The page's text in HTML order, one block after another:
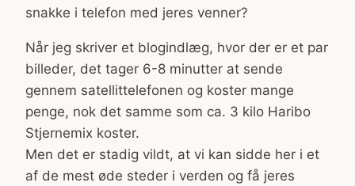
snakke i telefon med jeres venner?
Når jeg skriver et blogindlæg, hvor der er et par
billeder, det tager 6-8 minutter at sende
gennem satellittelefonen og koster mange
penge, nok det samme som ca. 3 kilo Haribo
Stjernemix koster.
Men det er stadig vildt, at vi kan sidde her i et
af de mest øde steder i verden og få jeres